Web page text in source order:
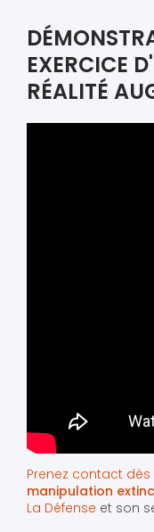
EXERCICE
RÉALITÉ
Prenez contact dès
manipulation
La Défense et son